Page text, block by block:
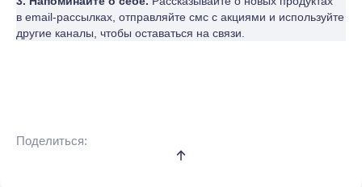
в email-рассылках, отправляйте смс с акциями и используйте
другие каналы, чтобы оставаться на связи.
Поделиться: